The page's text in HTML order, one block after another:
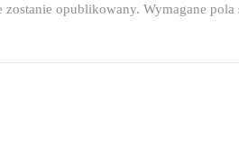
zostanie opublikowany. Wymagane pola